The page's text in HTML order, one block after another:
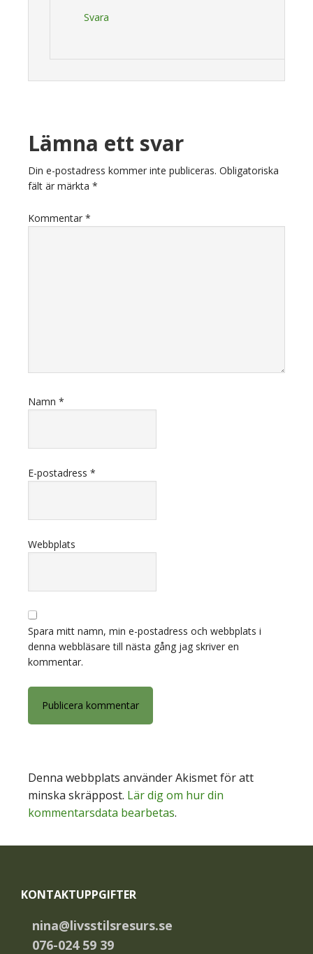
Svara
Lämna ett svar
Din e-postadress kommer inte publiceras. Obligatoriska
fält är märkta *
Kommentar *
Namn *
E-postadress *
Webbplats
Spara mitt namn, min e-postadress och webbplats i
denna webbläsare till nästa gång jag skriver en
kommentar.
Denna webbplats använder Akismet för att
minska skräppost. Lär dig om hur din
kommentarsdata bearbetas.
KONTAKTUPPGIFTER
nina@livsstilsresurs.se
076-024 59 39